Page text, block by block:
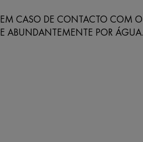
EM CASO DE CONTACTO COM
E ABUNDANTEMENTE POR ÁGUA.